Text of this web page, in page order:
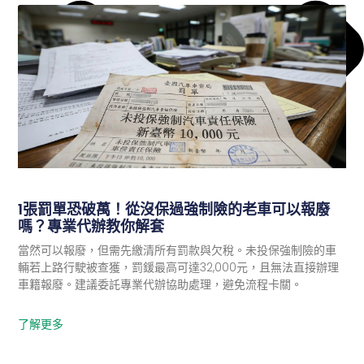
1張罰單恐破萬！從沒保過強制險的老車可以報廢
嗎？專業代辦教你解套
當然可以報廢，但需先繳清所有罰款與欠稅。未投保強制險的車
輛若上路行駛被查獲，罰鍰最高可達32,000元，且無法直接辦理
車籍報廢。建議委託專業代辦協助處理，避免流程卡關。
了解更多